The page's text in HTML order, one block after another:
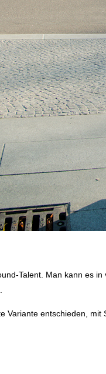
Talent. Man kann es
Variante entschieden, mit